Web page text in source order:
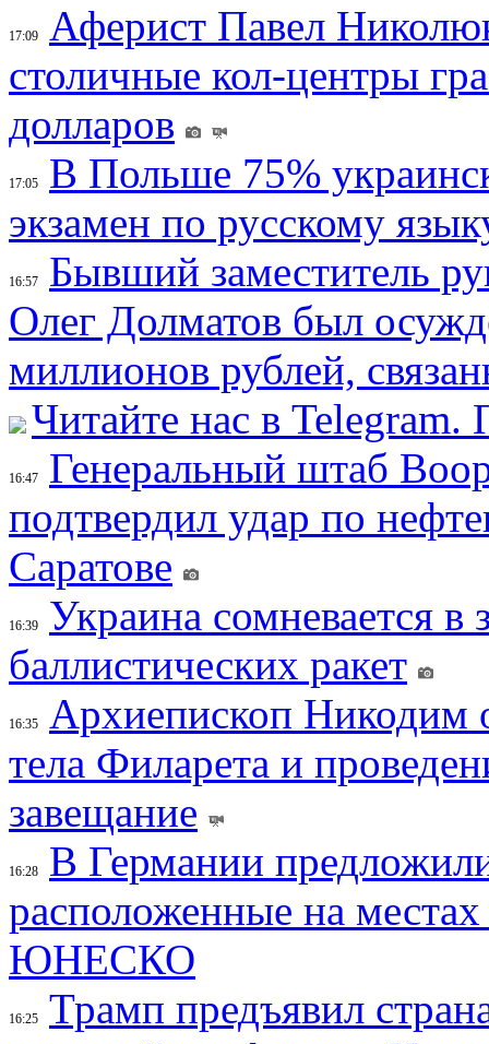
17:09
Аферист Павел
столичные кол-центры
долларов
17:05
В Польше 75%
экзамен по русскому
16:57
Бывший заместитель
Олег Долматов был
миллионов рублей,
Читайте нас в
16:47
Генеральный штаб
подтвердил удар по
Саратове
16:39
Украина сомневается в
баллистических ракет
16:35
Архиепископ
тела Филарета и
завещание
16:28
В Германии
расположенные на
ЮНЕСКО
16:25
Трамп предъявил